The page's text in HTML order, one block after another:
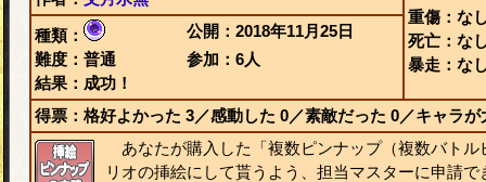
重傷：な
死亡：な
暴走：な
種類：
公開：2018年11月25日
難度：普通
参加：6人
結果：成功！
得票：格好よかった 3／感動した 0／素敵だった 0／キャラ
あなたが購入した「複数ピンナップ（複数バトル
リオの挿絵にして貰うよう、担当マスターに申請で